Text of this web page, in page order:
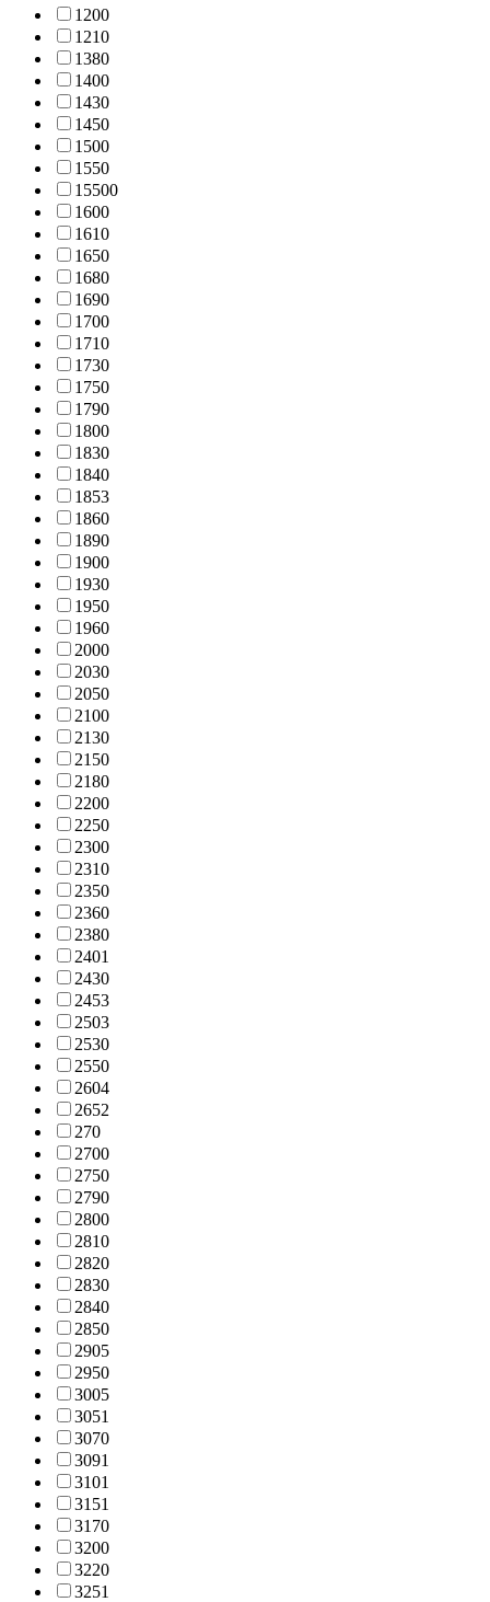
1200
1210
1380
1400
1430
1450
1500
1550
15500
1600
1610
1650
1680
1690
1700
1710
1730
1750
1790
1800
1830
1840
1853
1860
1890
1900
1930
1950
1960
2000
2030
2050
2100
2130
2150
2180
2200
2250
2300
2310
2350
2360
2380
2401
2430
2453
2503
2530
2550
2604
2652
270
2700
2750
2790
2800
2810
2820
2830
2840
2850
2905
2950
3005
3051
3070
3091
3101
3151
3170
3200
3220
3251